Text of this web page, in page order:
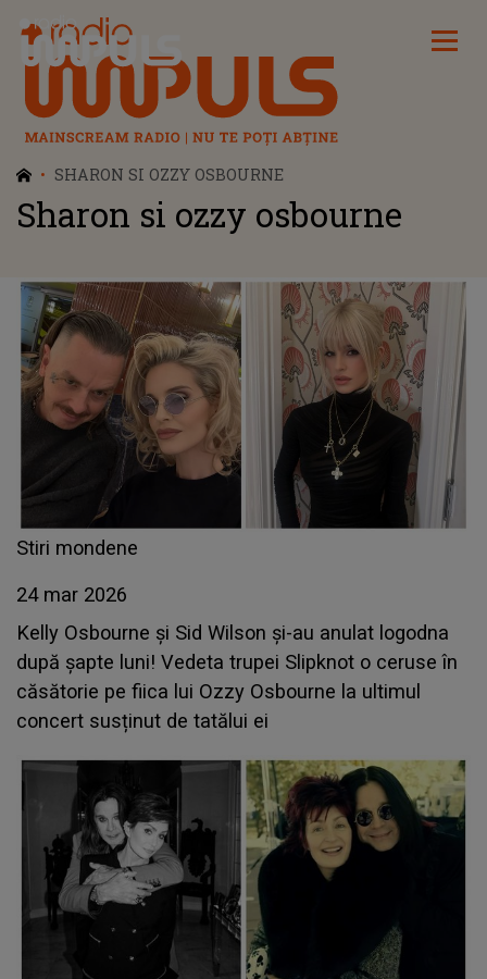
Radio Impuls
SHARON SI OZZY OSBOURNE
Sharon si ozzy osbourne
Stiri mondene
24 mar 2026
Kelly Osbourne și Sid Wilson și-au anulat logodna
după șapte luni! Vedeta trupei Slipknot o ceruse în
căsătorie pe fiica lui Ozzy Osbourne la ultimul
concert susținut de tatălui ei